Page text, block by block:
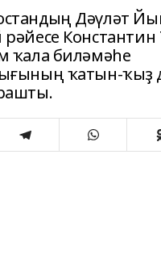
Дәүләт
Константин
ҡала биләмәһе
ҡатын-ҡыҙ